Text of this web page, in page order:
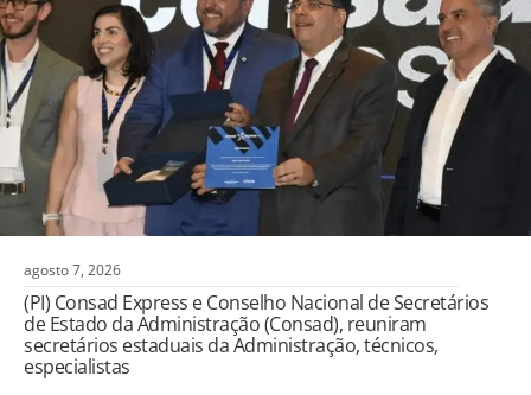
agosto 7, 2026
(PI) Consad Express e Conselho Nacional de Secretários
de Estado da Administração (Consad), reuniram
secretários estaduais da Administração, técnicos,
especialistas